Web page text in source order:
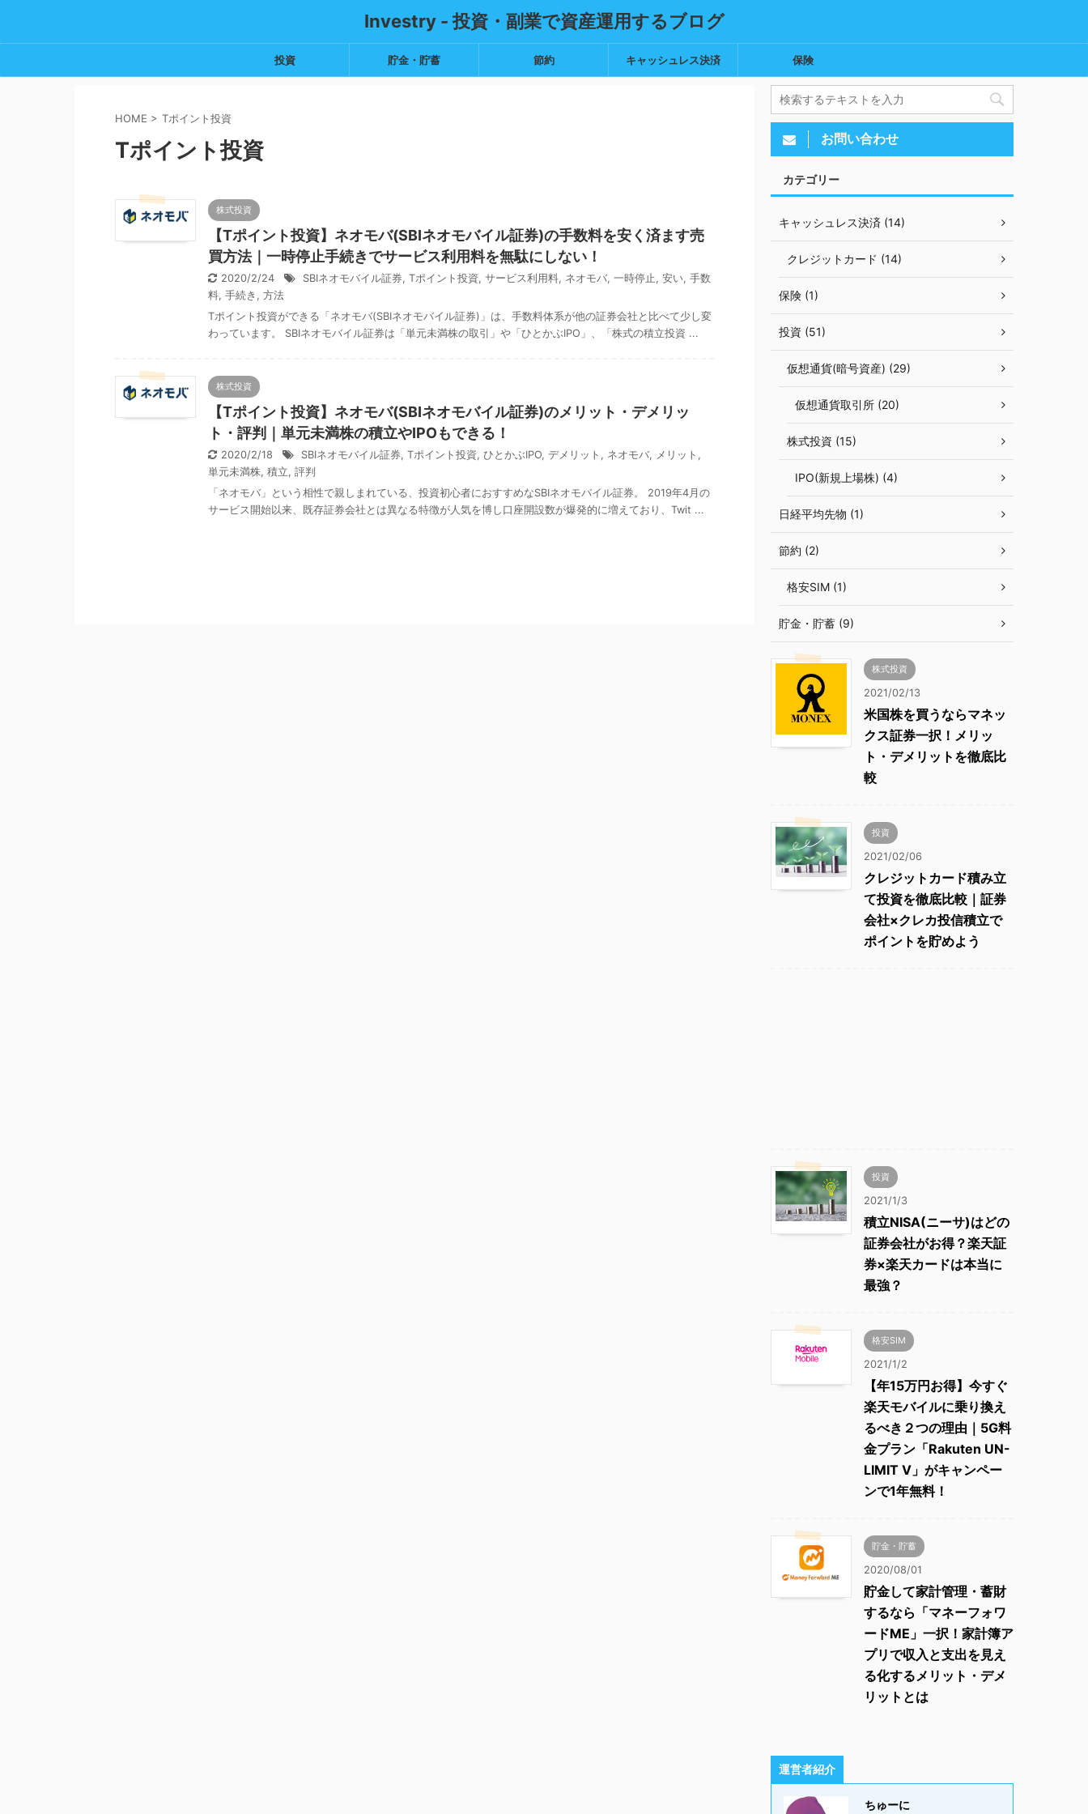
Investry - 投資・副業で資産運用するブログ
投資 貯金・貯蓄 節約 キャッシュレス決済 保険
HOME > Tポイント投資
Tポイント投資
株式投資
【Tポイント投資】ネオモバ(SBIネオモバイル証券)の手数料を安く済ます売
買方法｜一時停止手続きでサービス利用料を無駄にしない！
2020/2/24 SBIネオモバイル証券, Tポイント投資, サービス利用料, ネオモバ, 一時停止, 安い, 手数
料, 手続き , 方法
Tポイント投資ができる「ネオモバ(SBIネオモバイル証券)」は、手数料体系が他の証券会社と比べて少し変
わっています。 SBIネオモバイル証券は「単元未満株の取引」や「ひとかぶIPO」、「株式の積立投資 ...
株式投資
【Tポイント投資】ネオモバ(SBIネオモバイル証券)のメリット・デメリッ
ト・評判｜単元未満株の積立やIPOもできる！
2020/2/18 SBIネオモバイル証券, Tポイント投資, ひとかぶIPO, デメリット , ネオモバ, メリット ,
単元未満株, 積立, 評判
「ネオモバ」という相性で親しまれている、投資初心者におすすめなSBIネオモバイル証券。 2019年4月の
サービス開始以来、既存証券会社とは異なる特徴が人気を博し口座開設数が爆発的に増えており、Twit ...
お問い合わせ
カテゴリー
キャッシュレス決済 (14)
クレジットカード (14)
保険 (1)
投資 (51)
仮想通貨(暗号資産) (29)
仮想通貨取引所 (20)
株式投資 (15)
IPO(新規上場株) (4)
日経平均先物 (1)
節約 (2)
格安SIM (1)
貯金・貯蓄 (9)
株式投資
2021/02/13
米国株を買うならマネッ
クス証券一択！メリッ
ト・デメリットを徹底比
較
投資
2021/02/06
クレジットカード積み立
て投資を徹底比較｜証券
会社×クレカ投信積立で
ポイントを貯めよう
投資
2021/1/3
積立NISA(ニーサ)はどの
証券会社がお得？楽天証
券×楽天カードは本当に
最強？
格安SIM
2021/1/2
【年15万円お得】今すぐ
楽天モバイルに乗り換え
るべき２つの理由｜5G料
金プラン「Rakuten UN-
LIMIT V」がキャンペー
ンで1年無料！
貯金・貯蓄
2020/08/01
貯金して家計管理・蓄財
するなら「マネーフォワ
ードME」一択！家計簿ア
プリで収入と支出を見え
る化するメリット・デメ
リットとは
運営者紹介
ちゅーに